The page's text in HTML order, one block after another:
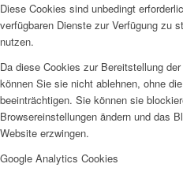
Diese Cookies sind unbedingt
verfügbaren Dienste zur Verfügung zu
nutzen.
Da diese Cookies zur Bereitstellung
können Sie sie nicht ablehnen, ohne
beeinträchtigen. Sie können sie
Browsereinstellungen ändern und das
Website erzwingen.
Google Analytics Cookies